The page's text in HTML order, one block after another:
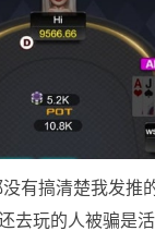
有搞清楚我发推
去玩的人被骗是